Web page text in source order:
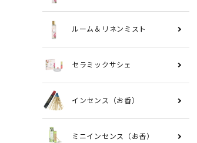
ルーム＆リネンミスト
セラミックサシェ
インセンス（お香）
ミニインセンス（お香）